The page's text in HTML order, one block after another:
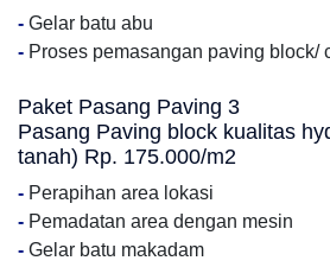
- Gelar batu abu
- Proses pemasangan paving block/
Paket Pasang Paving 3
Pasang Paving block kualitas
tanah) Rp. 175.000/m2
- Perapihan area lokasi
- Pemadatan area dengan mesin
- Gelar batu makadam